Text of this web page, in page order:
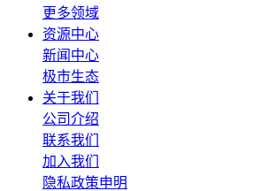
更多领域
资源中心
新闻中心
极市生态
关于我们
公司介绍
联系我们
加入我们
隐私政策申明